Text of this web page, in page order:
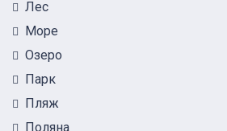
Лес
Море
Озеро
Парк
Пляж
Поляна